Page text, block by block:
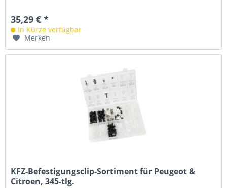
35,29 € *
In Kürze verfügbar
Merken
KFZ-Befestigungsclip-Sortiment für Peugeot &
Citroen, 345-tlg.